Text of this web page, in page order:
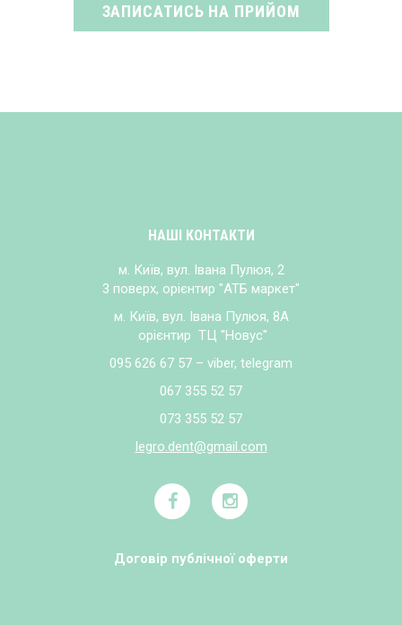
ЗАПИСАТИСЬ НА ПРИЙОМ
НАШІ КОНТАКТИ
м. Київ, вул. Івана Пулюя, 2
3 поверх, орієнтир "АТБ маркет"
м. Київ, вул. Івана Пулюя, 8А
орієнтир ТЦ "Новус"
095 626 67 57 – viber, telegram
067 355 52 57
073 355 52 57
legro.dent@gmail.com
Договір публічної оферти